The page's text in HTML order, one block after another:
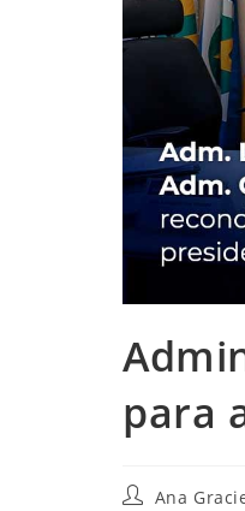
para
AutorAna